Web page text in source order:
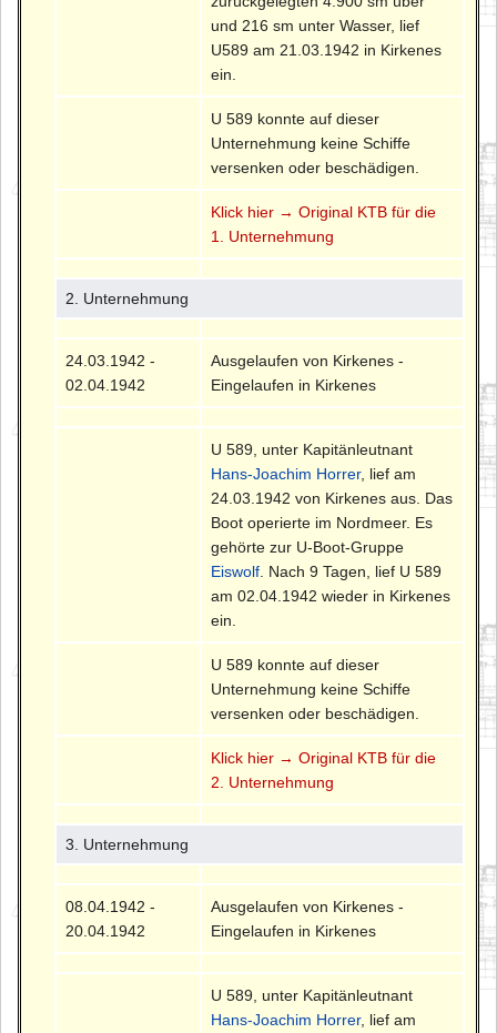
und 216 sm unter Wasser, lief
U589 am 21.03.1942 in Kirkenes
ein.
U 589 konnte auf dieser
Unternehmung keine Schiffe
versenken oder beschädigen.
Klick hier → Original KTB für die
1. Unternehmung
2. Unternehmung
24.03.1942 -
02.04.1942
Ausgelaufen von Kirkenes -
Eingelaufen in Kirkenes
U 589, unter Kapitänleutnant
Hans-Joachim Horrer, lief am
24.03.1942 von Kirkenes aus. Das
Boot operierte im Nordmeer. Es
gehörte zur U-Boot-Gruppe
Eiswolf . Nach 9 Tagen, lief U 589
am 02.04.1942 wieder in Kirkenes
ein.
U 589 konnte auf dieser
Unternehmung keine Schiffe
versenken oder beschädigen.
Klick hier → Original KTB für die
2. Unternehmung
3. Unternehmung
08.04.1942 -
20.04.1942
Ausgelaufen von Kirkenes -
Eingelaufen in Kirkenes
U 589, unter Kapitänleutnant
Hans-Joachim Horrer, lief am